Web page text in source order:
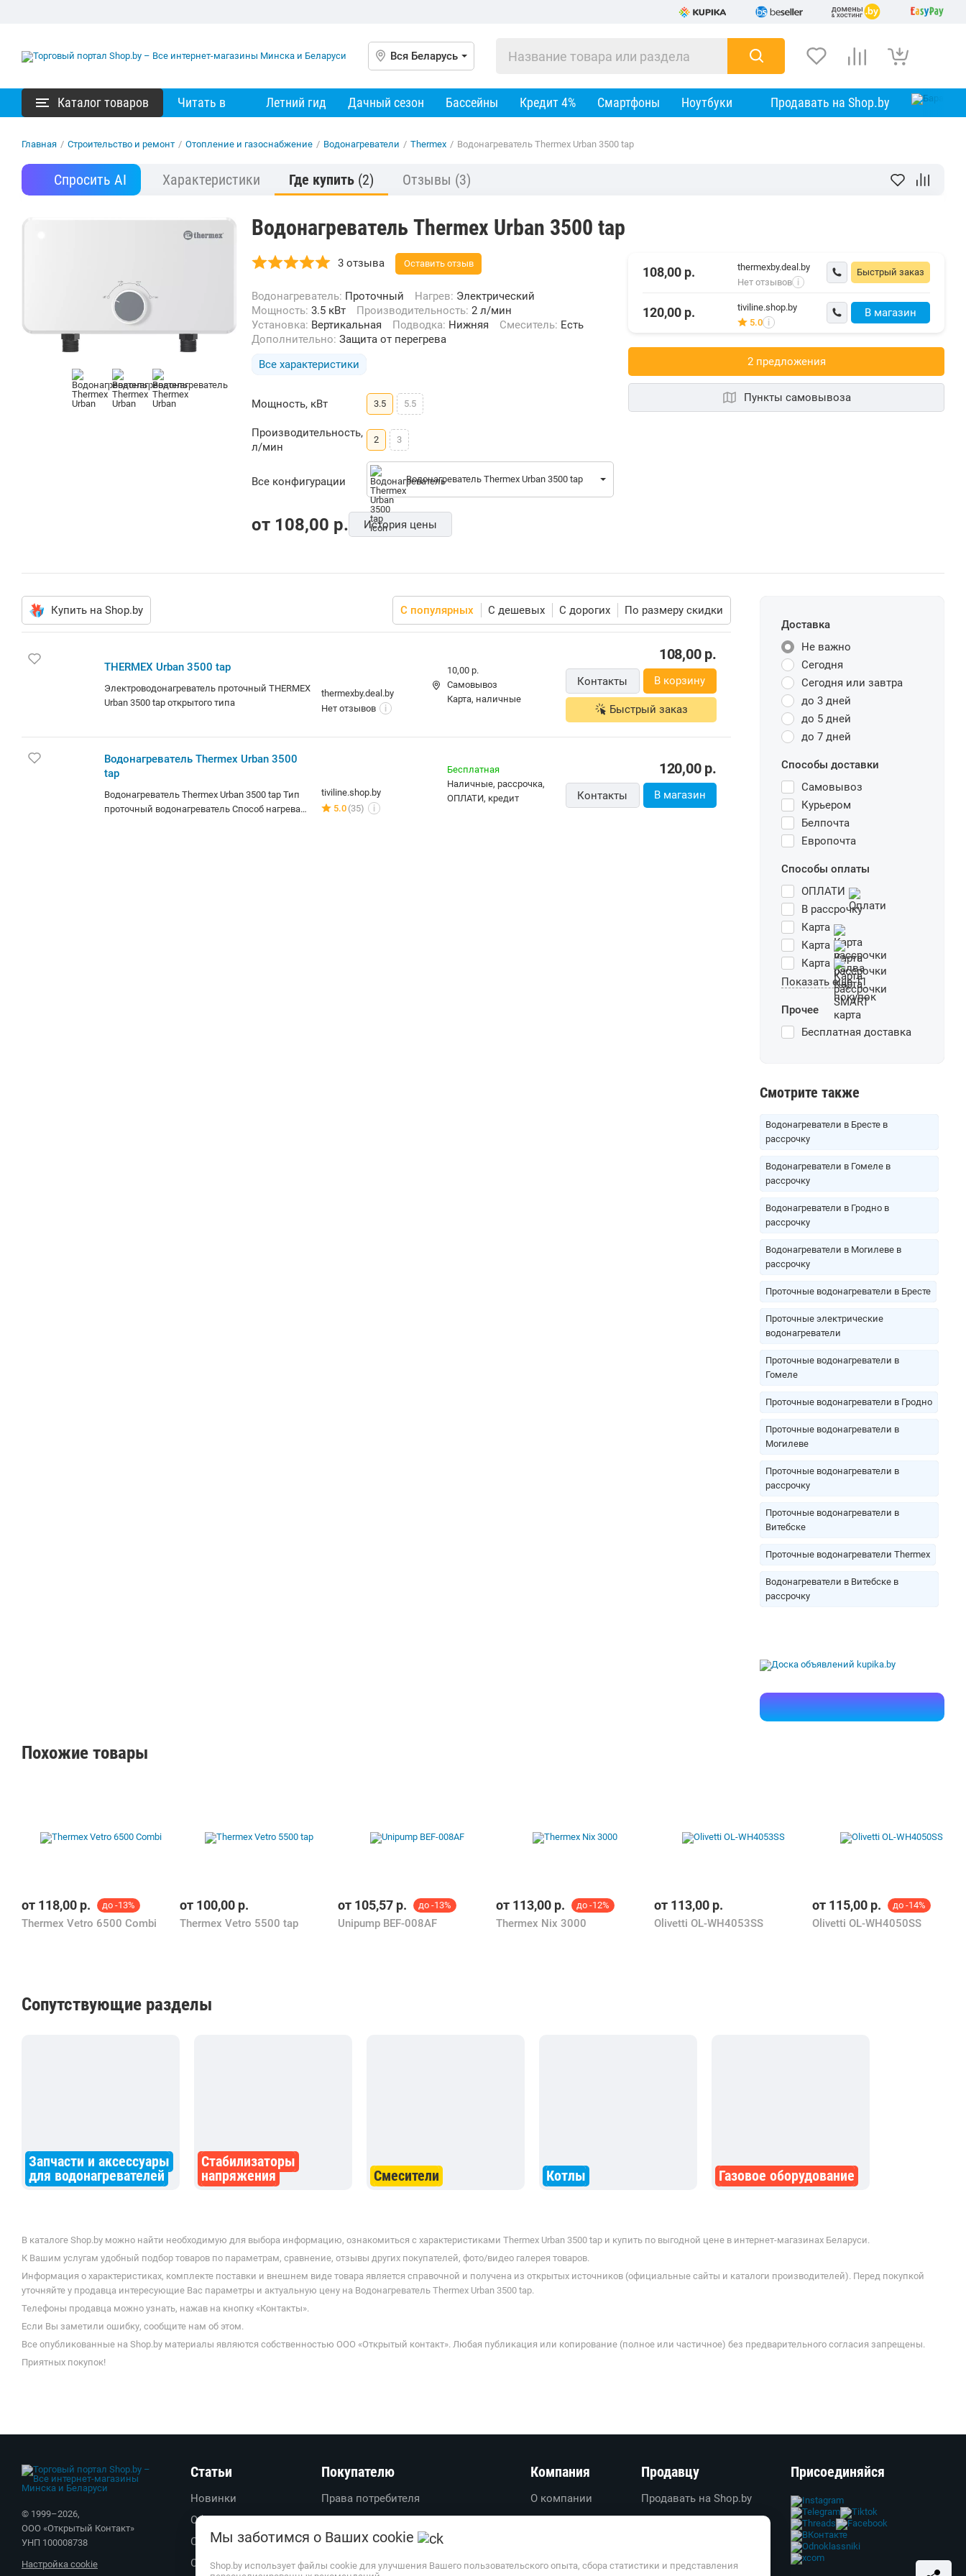
Вся Беларусь
Каталог товаров Читать в Летний гид Дачный сезон Бассейны Кредит 4% Смартфоны Ноутбуки Продавать на Shop.by
Главная / Строительство и ремонт / Отопление и газоснабжение / Водонагреватели / Thermex / Водонагреватель Thermex Urban 3500 tap
Спросить AI Характеристики Где купить (2) Отзывы (3)
Водонагреватель Thermex Urban 3500 tap
3 отзыва Оставить отзыв
Водонагреватель: Проточный Нагрев: Электрический
Мощность: 3.5 кВт Производительность: 2 л/мин
Установка: Вертикальная Подводка: Нижняя Смеситель: Есть
Дополнительно: Защита от перегрева
Все характеристики
Мощность, кВт 3.5 5.5
Производительность,
л/мин
2 3
Все конфигурации Водонагреватель Thermex Urban 3500 tap
от 108,00 p. История цены
Быстрый заказ
108,00 р.
thermexby.deal.by
Нет отзывов i
В магазин
120,00 р.
tiviline.shop.by
5.0 i
2 предложения
Пункты самовывоза
Купить на Shop.by С популярных С дешевых С дорогих По размеру скидки
THERMEX Urban 3500 tap
Электроводонагреватель
проточный THERMEX Urban
thermexby.deal.by
Нет отзывов
i
10,00 р.
Самовывоз
карта, наличные
108,00р.
Контакты В корзину
Быстрый заказ
Водонагре
Urban
3500 tap
tiviline.shop.by
Бесплатная
наличные, рассрочка,
120,00р.
Контакты В магазин
Доставка
Не важно
Сегодня
Сегодня или завтра
до 3 дней
до 5 дней
до 7 дней
Способы доставки
Самовывоз
Курьером
Белпочта
Европочта
Способы оплаты
ОПЛАТИ
В рассрочку
Карта
Карта
Карта
Показать еще 11
Прочее
Бесплатная доставка
Смотрите также
Водонагреватели в Бресте в
рассрочку
Водонагреватели в Гомеле в
рассрочку
Водонагреватели в Гродно в
рассрочку
Водонагреватели в Могилеве в
рассрочку
Проточные водонагреватели в Бресте
Проточные электрические
водонагреватели
Проточные водонагреватели в
Гомеле
Проточные водонагреватели в Гродно
Проточные водонагреватели в
Могилеве
Проточные водонагреватели в
рассрочку
Проточные водонагреватели в
Витебске
Проточные водонагреватели Thermex
Водонагреватели в Витебске в
рассрочку
Похожие товары
от 118,00 р. до -13%
Thermex Vetro 6500 Combi
от 100,00 р.
Thermex Vetro 5500 tap
от 105,57 р. до -13%
Unipump BEF-008AF
от 113,00 р. до -12%
Thermex Nix 3000
от 113,00 р.
Olivetti OL-WH4053SS
от 115,00 р. до -14%
Olivetti OL-WH4050SS
Сопутствующие разделы
Запчасти и аксессуары
для водонагревателей
Стабилизаторы
напряжения
Смесители Котлы Газовое оборудование
В каталоге Shop.by можно найти необходимую для выбора информацию, ознакомиться с характеристиками Thermex Urban 3500 tap и купить по выгодной цене в интернет-магазинах Беларуси.
К Вашим услугам удобный подбор товаров по параметрам, сравнение, отзывы других покупателей, фото/видео галерея товаров.
Информация о характеристиках, комплекте поставки и внешнем виде товара является справочной и получена из открытых источников (официальные сайты и каталоги производителей). Перед покупкой
уточняйте у продавца интересующие Вас параметры и актуальную цену на Водонагреватель Thermex Urban 3500 tap.
Телефоны продавца можно узнать, нажав на кнопку «Контакты».
Если Вы заметили ошибку, сообщите нам об этом.
Все опубликованные на Shop.by материалы являются собственностью ООО «Открытый контакт». Любая публикация или копирование (полное или частичное) без предварительного согласия запрещены.
Приятных покупок!
Статьи
Новинки
Обзоры
Советы
Обратите внимание
Покупателю
Права потребителя
Вопросы-ответы
Пользовательское соглашение
Политика обработки
Компания
О компании
О проекте
Обратная связь
Продавцу
Продавать на Shop.by
Создать свой магазин
Реклама
© 1999–2026,
ООО «Открытый Контакт»
УНП 100008738
Настройка cookie
Присоединяйся
Мы заботимся о Ваших cookie
Shop.by использует файлы cookie для улучшения Вашего пользовательского опыта, сбора статистики и представления